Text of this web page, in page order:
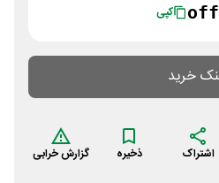
کپی
خرید
اشتراک ذخیره گزارش خرابی